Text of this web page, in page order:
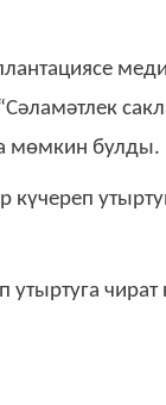
мөмкин булды.
күчереп
утыртуга